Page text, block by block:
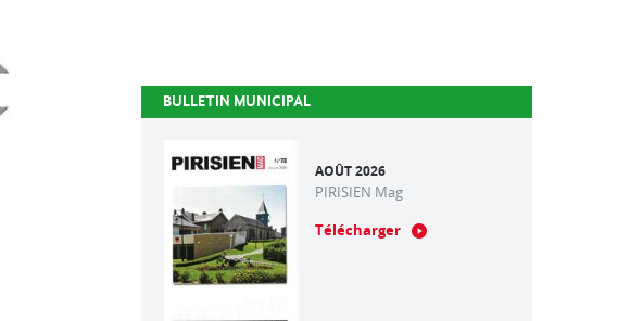
BULLETIN MUNICIPAL
AOÛT 2026
PIRISIEN Mag
Télécharger